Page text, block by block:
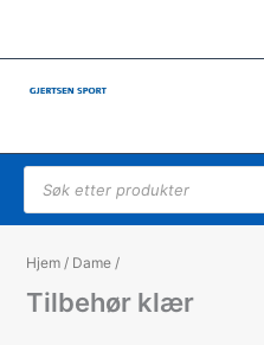
til
innholdet
Products search
Hjem / Dame /
Tilbehør klær